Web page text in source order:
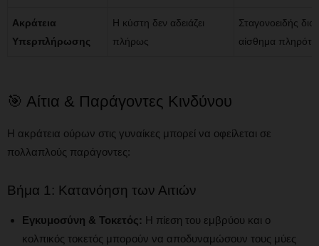
Ακράτεια
Υπερπλήρωσης
Η κύστη δεν αδειάζει
πλήρως
Σταγονοειδής
αίσθημα
🎯 Αίτια & Παράγοντες Κινδύνου
Η ακράτεια ούρων στις γυναίκες μπορεί να οφείλεται σε
πολλαπλούς παράγοντες:
Βήμα 1: Κατανόηση των Αιτιών
Εγκυμοσύνη & Τοκετός: Η πίεση του εμβρύου και ο
κολπικός τοκετός μπορούν να αποδυναμώσουν τους μύες